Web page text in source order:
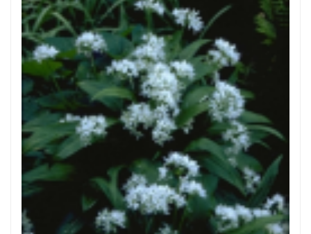
Daslook
Allium ursinum